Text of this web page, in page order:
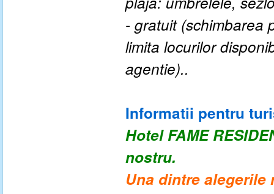
- gratuit (schimbarea
limita locurilor
agentie)..
Informatii pentru
Hotel FAME
nostru.
Una dintre alegerile